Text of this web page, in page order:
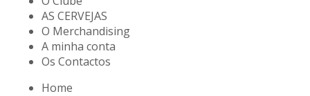
AS CERVEJAS
O Merchandising
A minha conta
Os Contactos
Home